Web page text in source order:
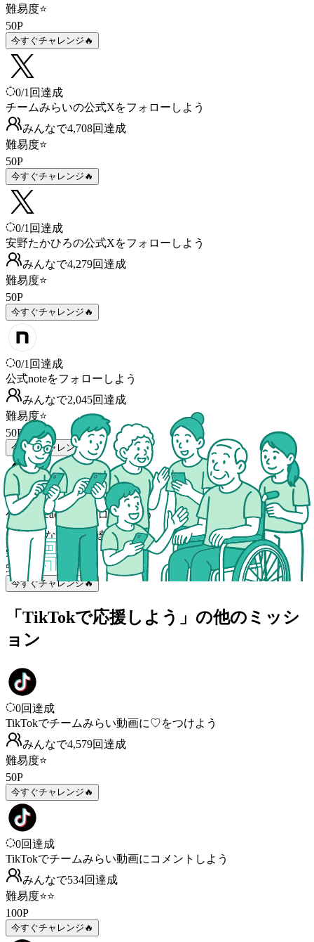
難易度⭐
50P
今すぐチャレンジ🔥
0/1 回達成
チームみらいの公式Xをフォローしよう
みんなで4,708回達成
難易度⭐
50P
今すぐチャレンジ🔥
0/1 回達成
安野たかひろの公式Xをフォローしよう
みんなで4,279回達成
難易度⭐
50P
今すぐチャレンジ🔥
0/1 回達成
公式noteをフォローしよう
みんなで2,045回達成
難易度⭐
50P
今すぐチャレンジ🔥
0/1回達成
公式Threadsをフォローしよう
みんなで
982回 達成
難易度
⭐
50
今すぐチャレンジ🔥
「TikTokで応援しよう」の他のミッシ
ョン
0回達成
TikTokでチームみらい動画に♡をつけよう
みんなで4,579回達成
難易度⭐
50P
今すぐチャレンジ🔥
0回達成
TikTokでチームみらい動画にコメントしよう
みんなで534回達成
難易度⭐⭐
100P
今すぐチャレンジ🔥